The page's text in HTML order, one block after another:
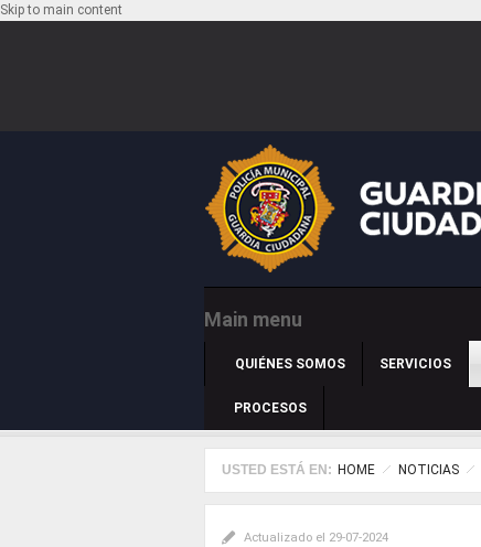
Skip to main content
Main menu
QUIÉNES SOMOS SERVICIOS
PROCESOS
USTED ESTÁ EN: HOME NOTICIAS
Actualizado el 29-07-2024